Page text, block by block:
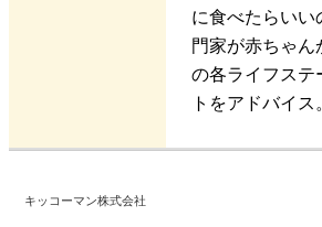
に食べたらいい
門家が赤ちゃ
の各ライフステ
トをアドバイス
キッコーマン株式会社